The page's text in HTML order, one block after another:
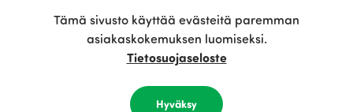
Tämä sivusto käyttää evästeitä paremman
asiakaskokemuksen luomiseksi.
Tietosuojaseloste
Hyväksy